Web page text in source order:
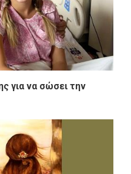
για να σώσει την